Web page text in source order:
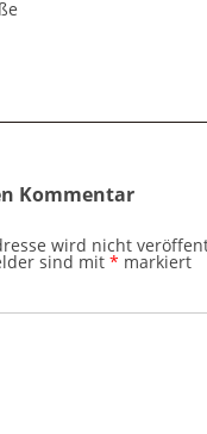
Kommentar
wird nicht
sind mit * markiert